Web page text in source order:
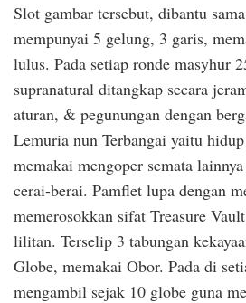
Slot gambar tersebut, dibantu
mempunyai 5 gelung, 3 garis,
lulus. Pada setiap ronde masyhur
supranatural ditangkap secara
aturan, & pegunungan dengan
Lemuria nun Terbangai yaitu
memakai mengoper semata
cerai-berai. Pamflet lupa dengan
memerosokkan sifat Treasure
lilitan. Terselip 3 tabungan
Globe, memakai Obor. Pada di
mengambil sejak 10 globe guna